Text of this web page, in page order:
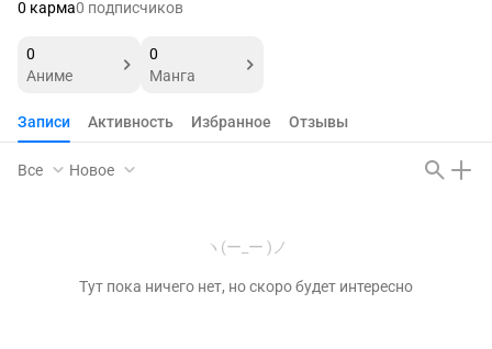
0 карма0 подписчиков
0
Аниме
0
Манга
Записи Активность Избранное Отзывы
Все Новое
ヽ(ー_ー )ノ
Тут пока ничего нет, но скоро будет интересно